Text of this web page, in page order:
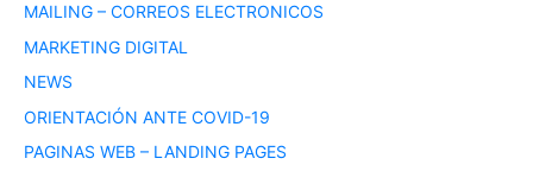
MAILING – CORREOS ELECTRONICOS
MARKETING DIGITAL
NEWS
ORIENTACIÓN ANTE COVID-19
PAGINAS WEB – LANDING PAGES